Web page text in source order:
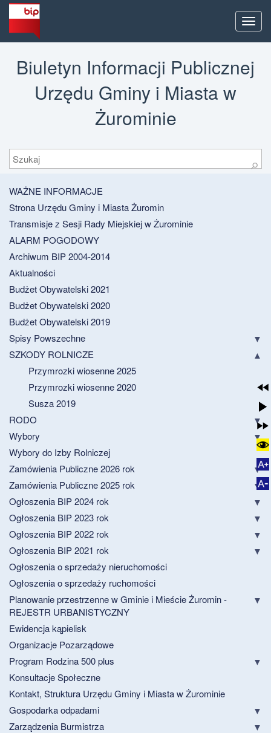
Menu
Biuletyn Informacji Publicznej
Urzędu Gminy i Miasta w
Żurominie
Szukaj
⚲
WAŻNE INFORMACJE
Strona Urzędu Gminy i Miasta Żuromin
Transmisje z Sesji Rady Miejskiej w Żurominie
ALARM POGODOWY
Archiwum BIP 2004-2014
Aktualności
Budżet Obywatelski 2021
Budżet Obywatelski 2020
Budżet Obywatelski 2019
Spisy Powszechne
SZKODY ROLNICZE
Przymrozki wiosenne 2025
Przymrozki wiosenne 2020
Susza 2019
RODO
Wybory
Wybory do Izby Rolniczej
Zamówienia Publiczne 2026 rok
Zamówienia Publiczne 2025 rok
Ogłoszenia BIP 2024 rok
Ogłoszenia BIP 2023 rok
Ogłoszenia BIP 2022 rok
Ogłoszenia BIP 2021 rok
Ogłoszenia o sprzedaży nieruchomości
Ogłoszenia o sprzedaży ruchomości
Planowanie przestrzenne w Gminie i Mieście Żuromin -
REJESTR URBANISTYCZNY
Ewidencja kąpielisk
Organizacje Pozarządowe
Program Rodzina 500 plus
Konsultacje Społeczne
Kontakt, Struktura Urzędu Gminy i Miasta w Żurominie
Gospodarka odpadami
Zarządzenia Burmistrza